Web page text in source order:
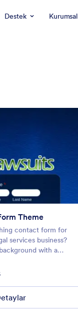
Destek Kurumsal
Theme
contact form for
services business?
with a
Form theme is